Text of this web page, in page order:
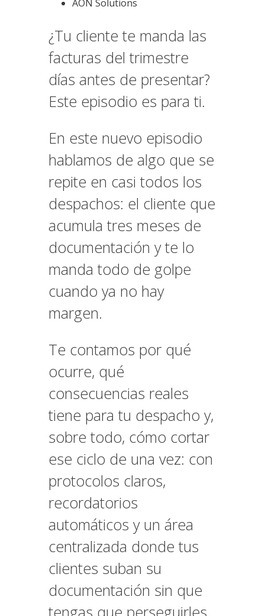
AON Solutions
¿Tu cliente te manda las
facturas del trimestre
días antes de presentar?
Este episodio es para ti.
En este nuevo episodio
hablamos de algo que se
repite en casi todos los
despachos: el cliente que
acumula tres meses de
documentación y te lo
manda todo de golpe
cuando ya no hay
margen.
Te contamos por qué
ocurre, qué
consecuencias reales
tiene para tu despacho y,
sobre todo, cómo cortar
ese ciclo de una vez: con
protocolos claros,
recordatorios
automáticos y un área
centralizada donde tus
clientes suban su
documentación sin que
tengas que perseguirles